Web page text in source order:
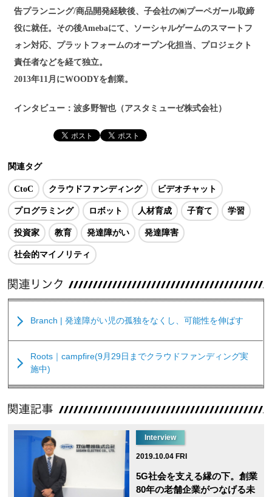
告プランニング/商品開発経験後、子会社の㈱プーペガール取締
役に就任。その後Amebaにて、ソーシャルゲームのスマートフ
ォン対応、プラットフォームのオープン化担当、プロジェクト
責任者などを経て独立。
2013年11月にWOODYを創業。
インタビュー：波多野智也（アスタミューゼ株式会社）
関連タグ
CtoC クラウドファンディング ビデオチャット
プログラミング ロボット 人材育成 子育て 学習
投資家 教育 発達障がい 発達障害
社会的マイノリティ
Branch | 発達障がい児の孤独をなくし、可能性を伸ばす
Roots｜campfire(9月29日までクラウドファンディング実
施中)
Interview
2019.10.04 FRI
5G社会を支える縁の下。創業
80年の老舗企業がつなげる未